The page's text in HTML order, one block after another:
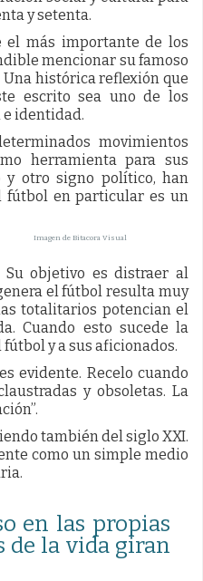
y setenta.
el más importante de los
mencionar su famoso
Una histórica reflexión que
escrito sea uno de los
identidad.
movimientos
herramienta para sus
y otro signo político, han
fútbol en particular es un
Imagen de Bitacora Visual
objetivo es distraer al
el fútbol resulta muy
totalitarios potencian el
Cuando esto sucede la
y a sus aficionados.
evidente. Recelo cuando
y obsoletas. La
también del siglo XXI.
como un simple medio
en las propias
de la vida giran